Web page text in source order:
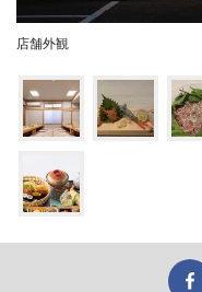
店舗外観